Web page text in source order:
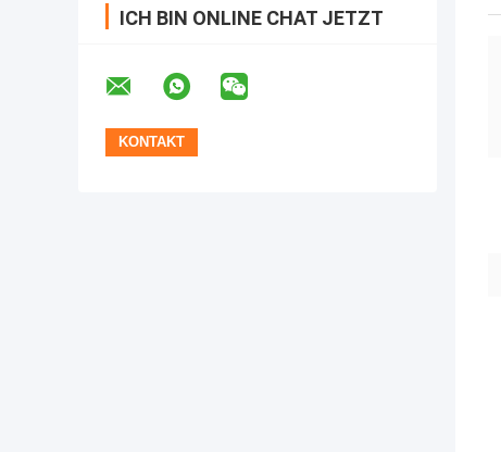
ICH BIN ONLINE CHAT JETZT